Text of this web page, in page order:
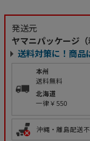
発送元
ヤマニパッケージ（
送料対策に！商品
本州
送料無料
北海道
一律￥550
沖縄・離島配送